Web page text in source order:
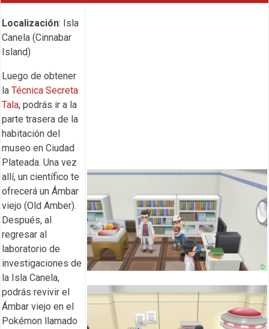
Localización: Isla
Canela (Cinnabar
Island)
Luego de obtener
la Técnica Secreta
Tala, podrás ir a la
parte trasera de la
habitación del
museo en Ciudad
Plateada. Una vez
allí, un científico te
ofrecerá un Ámbar
viejo (Old Amber).
Después, al
regresar al
laboratorio de
investigaciones de
la Isla Canela,
podrás revivir el
Ámbar viejo en el
Pokémon llamado